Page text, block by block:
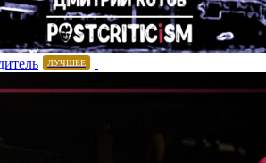
ЛУЧШЕЕ